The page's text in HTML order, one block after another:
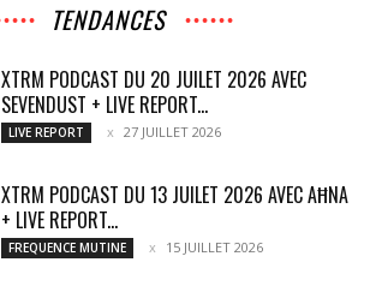
TENDANCES
XTRM PODCAST DU 20 JUILET 2026 AVEC
SEVENDUST + LIVE REPORT...
LIVE REPORT 27 JUILLET 2026
XTRM PODCAST DU 13 JUILET 2026 AVEC AĦNA
+ LIVE REPORT...
FREQUENCE MUTINE 15 JUILLET 2026